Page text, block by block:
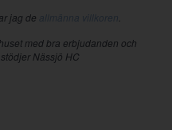
jag de allmänna villkoren
med bra erbjudanden och
Nässjö HC